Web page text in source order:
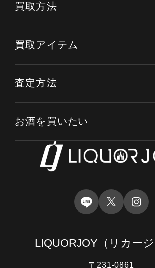
LIQUORJOY （リカー
〒231-0861
買取方法
買取アイテム
査定方法
お酒を買いたい